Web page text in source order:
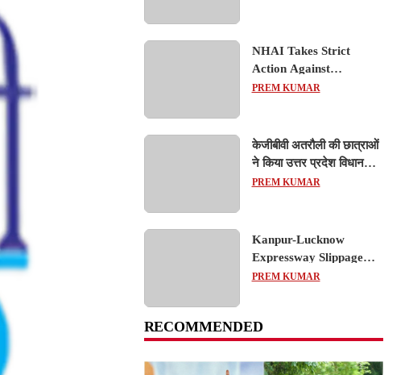
NHAI Takes Strict
Action Against
Concessionaire,
Expressway Issues
PREM KUMAR
केजीबीवी अतरौली की छात्राओं
ने किया उत्तर प्रदेश विधानसभा
का शैक्षिक भ्रमण, लोकतांत्रिक
PREM KUMAR
Kanpur-Lucknow
Expressway Slippage
Action: कानपुर-लखनऊ
और कंपनियों पर गिरी गाज,
PREM KUMAR
RECOMMENDED